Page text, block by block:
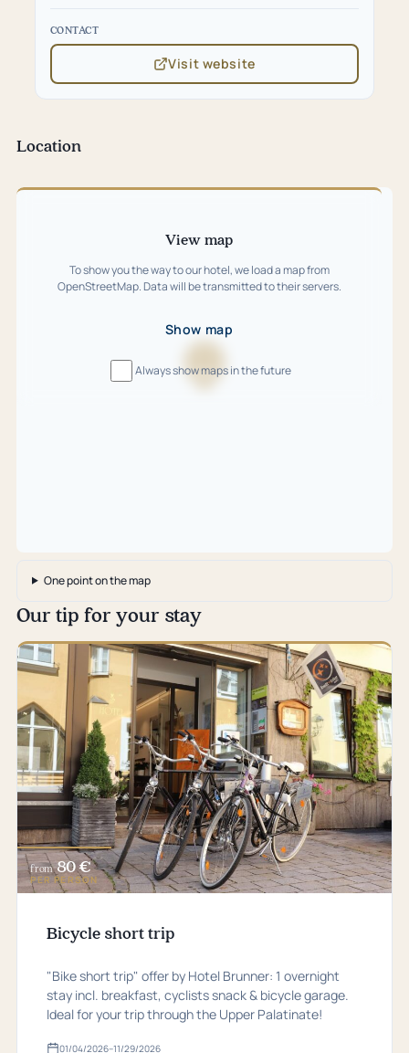
CONTACT
Visit website
(opens
in
Location
Skip
View map
To show you the way to our hotel, we load a map from
OpenStreetMap. Data will be transmitted to their servers.
Show map
Always show maps in the future
Loading
One point on the map
Our tip for your stay
from 80 €
PER PERSON
Bicycle short trip
"Bike short trip" offer by Hotel Brunner: 1 overnight
stay incl. breakfast, cyclists snack & bicycle garage.
Ideal for your trip through the Upper Palatinate!
01/04/2026–11/29/2026